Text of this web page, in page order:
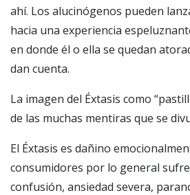
ahí. Los alucinógenos pueden
hacia una experiencia
en donde él o ella se quedan
dan cuenta.
La imagen del Éxtasis como
de las muchas mentiras que se
El Éxtasis es dañino
consumidores por lo general
confusión, ansiedad severa,